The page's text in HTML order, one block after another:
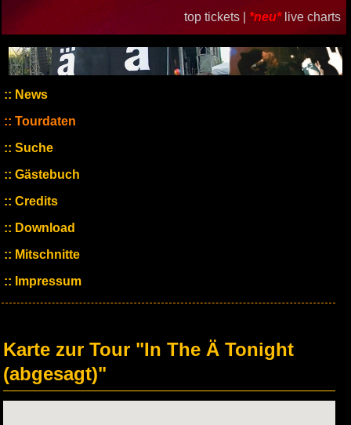
top tickets | *neu* live charts
News
Tourdaten
Suche
Gästebuch
Credits
Download
Mitschnitte
Impressum
Karte zur Tour "In The Ä Tonight
(abgesagt)"